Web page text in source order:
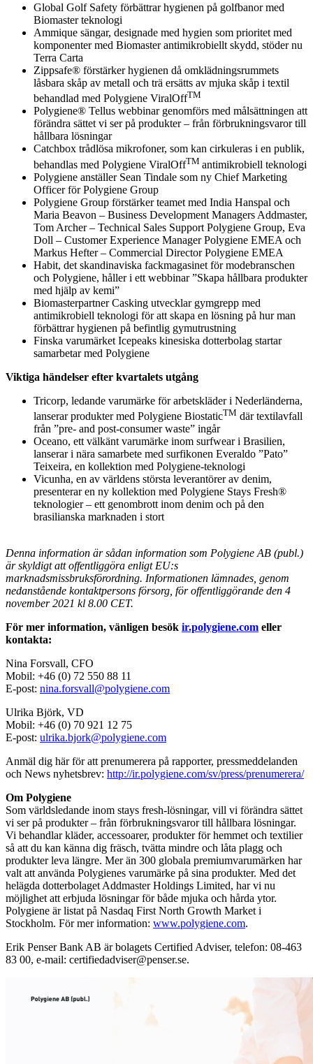
Global Golf Safety förbättrar hygienen på golfbanor med
Biomaster teknologi
Ammique sängar, designade med hygien som prioritet med
komponenter med Biomaster antimikrobiellt skydd, stöder nu
Terra Carta
Zippsafe® förstärker hygienen då omklädningsrummets
låsbara skåp av metall och trä ersätts av mjuka skåp i textil
behandlad med Polygiene ViralOffTM
Polygiene® Tellus webbinar genomförs med målsättningen att
förändra sättet vi ser på produkter – från förbrukningsvaror till
hållbara lösningar
Catchbox trådlösa mikrofoner, som kan cirkuleras i en publik,
behandlas med Polygiene ViralOffTM antimikrobiell teknologi
Polygiene anställer Sean Tindale som ny Chief Marketing
Officer för Polygiene Group
Polygiene Group förstärker teamet med India Hanspal och
Maria Beavon – Business Development Managers Addmaster,
Tom Archer – Technical Sales Support Polygiene Group, Eva
Doll – Customer Experience Manager Polygiene EMEA och
Markus Hefter – Commercial Director Polygiene EMEA
Habit, det skandinaviska fackmagasinet för modebranschen
och Polygiene, håller i ett webbinar ”Skapa hållbara produkter
med hjälp av kemi”
Biomasterpartner Casking utvecklar gymgrepp med
antimikrobiell teknologi för att skapa en lösning på hur man
förbättrar hygienen på befintlig gymutrustning
Finska varumärket Icepeaks kinesiska dotterbolag startar
samarbetar med Polygiene
Viktiga händelser efter kvartalets utgång
Tricorp, ledande varumärke för arbetskläder i Nederländerna,
lanserar produkter med Polygiene BiostaticTM där textilavfall
från ”pre- and post-consumer waste” ingår
Oceano, ett välkänt varumärke inom surfwear i Brasilien,
lanserar i nära samarbete med surfikonen Everaldo ”Pato”
Teixeira, en kollektion med Polygiene-teknologi
Vicunha, en av världens största leverantörer av denim,
presenterar en ny kollektion med Polygiene Stays Fresh®
teknologier – ett genombrott inom denim och på den
brasilianska marknaden i stort
Denna information är sådan information som Polygiene AB (publ.)
är skyldigt att offentliggöra enligt EU:s
marknadsmissbruksförordning. Informationen lämnades, genom
nedanstående kontaktpersons försorg, för offentliggörande den 4
november 2021 kl 8.00 CET.
För mer information, vänligen besök ir.polygiene.com eller
kontakta:
Nina Forsvall, CFO
Mobil: +46 (0) 72 550 88 11
E-post: nina.forsvall@polygiene.com
Ulrika Björk, VD
Mobil: +46 (0) 70 921 12 75
E-post: ulrika.bjork@polygiene.com
Anmäl dig här för att prenumerera på rapporter, pressmeddelanden
och News nyhetsbrev: http://ir.polygiene.com/sv/press/prenumerera/
Om Polygiene
Som världsledande inom stays fresh-lösningar, vill vi förändra sättet
vi ser på produkter – från förbrukningsvaror till hållbara lösningar.
Vi behandlar kläder, accessoarer, produkter för hemmet och textilier
så att du kan känna dig fräsch, tvätta mindre och låta plagg och
produkter leva längre. Mer än 300 globala premiumvarumärken har
valt att använda Polygienes varumärke på sina produkter. Med det
helägda dotterbolaget Addmaster Holdings Limited, har vi nu
möjlighet att erbjuda lösningar för både mjuka och hårda ytor.
Polygiene är listat på Nasdaq First North Growth Market i
Stockholm. För mer information: www.polygiene.com.
Erik Penser Bank AB är bolagets Certified Adviser, telefon: 08-463
83 00, e-mail: certifiedadviser@penser.se.